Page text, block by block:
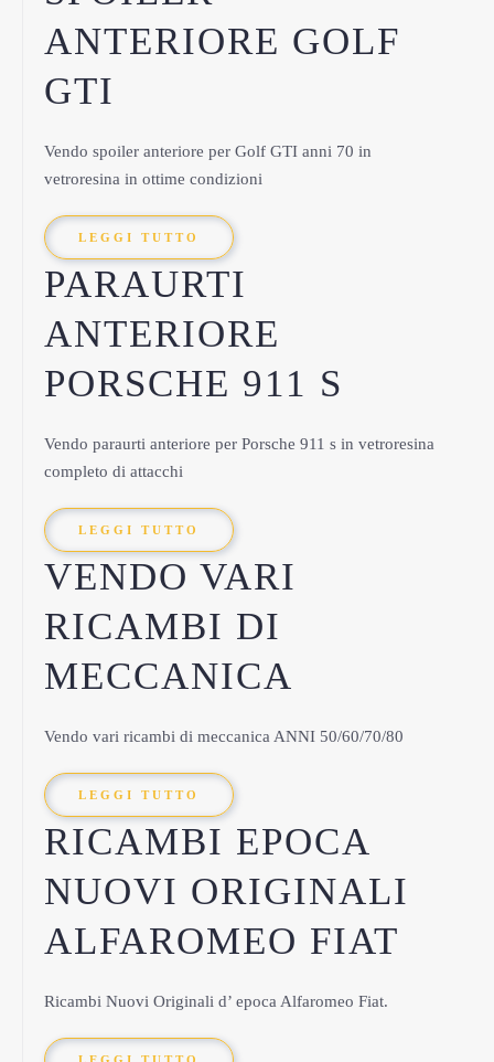
ANTERIORE GOLF
GTI
Vendo spoiler anteriore per Golf GTI anni 70 in
vetroresina in ottime condizioni
LEGGI TUTTO
PARAURTI
ANTERIORE
PORSCHE 911 S
Vendo paraurti anteriore per Porsche 911 s in vetroresina
completo di attacchi
LEGGI TUTTO
VENDO VARI
RICAMBI DI
MECCANICA
Vendo vari ricambi di meccanica ANNI 50/60/70/80
LEGGI TUTTO
RICAMBI EPOCA
NUOVI ORIGINALI
ALFAROMEO FIAT
Ricambi Nuovi Originali d’ epoca Alfaromeo Fiat.